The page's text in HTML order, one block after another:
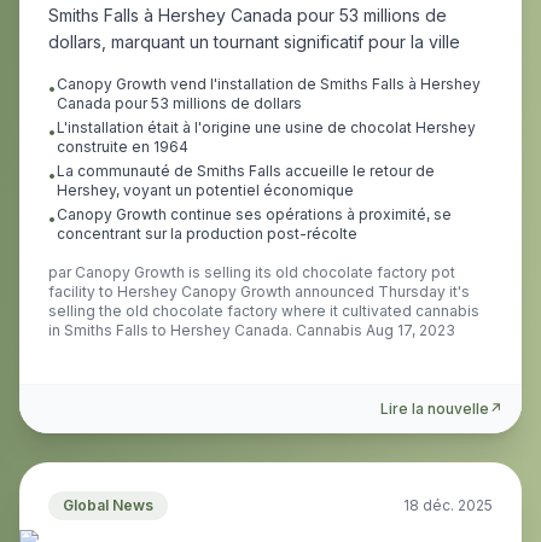
Smiths Falls à Hershey Canada pour 53 millions de
dollars, marquant un tournant significatif pour la ville
• Canopy Growth vend l'installation de Smiths Falls à Hershey
Canada pour 53 millions de dollars
•L'installation était à l'origine une usine de chocolat Hershey
construite en 1964
•La communauté de Smiths Falls accueille le retour de
Hershey, voyant un potentiel économique
• Canopy Growth continue ses opérations à proximité, se
concentrant sur la production post-récolte
par Canopy Growth is selling its old chocolate factory pot
facility to Hershey Canopy Growth announced Thursday it's
selling the old chocolate factory where it cultivated cannabis
in Smiths Falls to Hershey Canada. Cannabis Aug 17, 2023
Lire la nouvelle ↗
Global News 18 déc. 2025